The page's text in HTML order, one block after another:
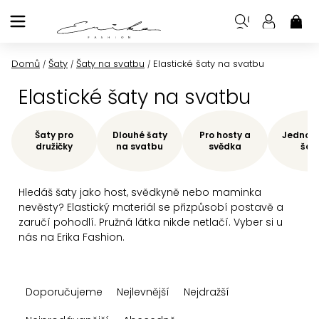
na
Domů / Šaty / Šaty na svatbu / Elastické šaty na svatbu
Elastické šaty na svatbu
Hledáš šaty jako host, svědkyně nebo maminka
nevěsty? Elastický materiál se přizpůsobí postavě a
zaručí pohodlí. Pružná látka nikde netlačí. Vyber si u
nás na Erika Fashion.
Šaty pro
družičky
Dlouhé šaty
na svatbu
Pro hosty a
svědka
aDoporučujeme Nejlevnější
Nejdražší